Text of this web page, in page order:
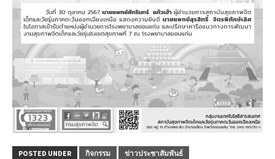
POSTED UNDER กิจกรรม ข่าวประชาสัมพันธ์